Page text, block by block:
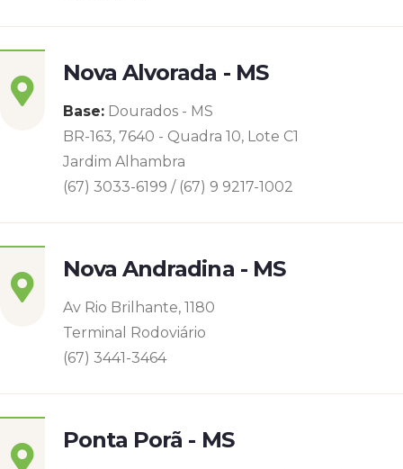
Nova Alvorada - MS
Base: Dourados - MS
BR-163, 7640 - Quadra 10, Lote C1
Jardim Alhambra
(67) 3033-6199 / (67) 9 9217-1002
Nova Andradina - MS
Av Rio Brilhante, 1180
Terminal Rodoviário
(67) 3441-3464
Ponta Porã - MS